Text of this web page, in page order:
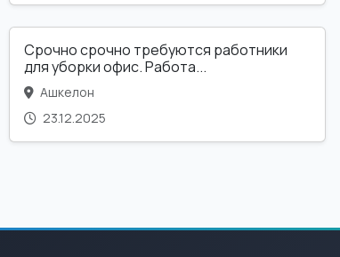
Срочно срочно требуются работники
для уборки офис. Работа...
Ашкелон
23.12.2025